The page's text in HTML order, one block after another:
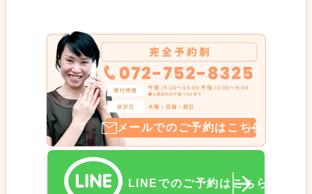
メールでのご予約はこちら
LINEでのご予約はこちら